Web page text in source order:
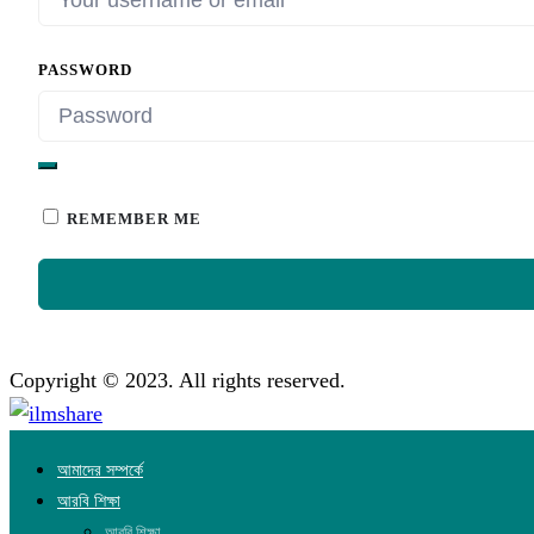
PASSWORD
REMEMBER ME
Copyright © 2023. All rights reserved.
আমাদের সম্পর্কে
আরবি শিক্ষা